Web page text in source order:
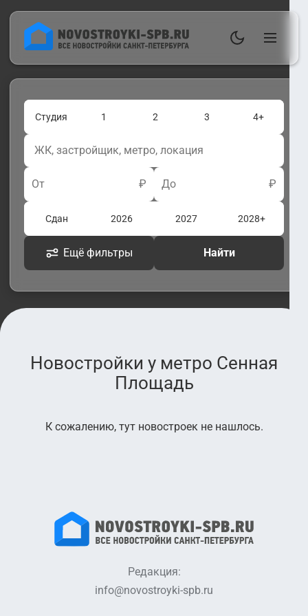
Студия 1 2 3 4+
От ₽ До ₽
Сдан 2026 2027 2028+
Ещё фильтры Найти
Новостройки у метро Сенная
Площадь
К сожалению, тут новостроек не нашлось.
Редакция:
info@novostroyki-spb.ru